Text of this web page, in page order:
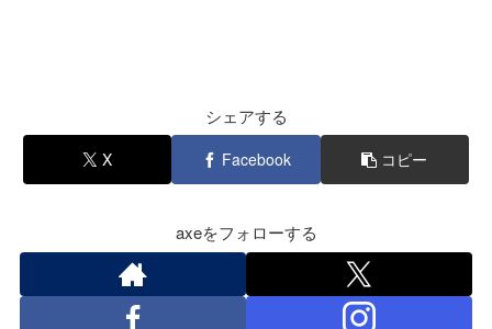
シェアする
X Facebook コピー
axeをフォローする